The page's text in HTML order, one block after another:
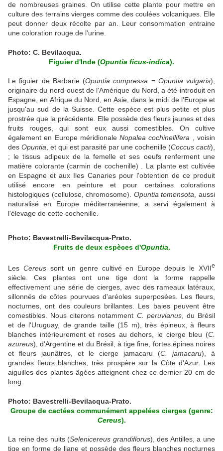
de nombreuses graines. On utilise cette plante pour mettre en
culture des terrains vierges comme des coulées volcaniques. Elle
peut donner deux récolte par an. Leur consommation entraine
une coloration rouge de l'urine.
Photo: C. Bevilacqua.
Figuier d'Inde (Opuntia ficus-indica).
Le figuier de Barbarie (Opuntia compressa = Opuntia vulgaris),
originaire du nord-ouest de l'Amérique du Nord, a été introduit en
Espagne, en Afrique du Nord, en Asie, dans le midi de l'Europe et
jusqu'au sud de la Suisse. Cette espèce est plus petite et plus
prostrée que la précédente. Elle possède des fleurs jaunes et des
fruits rouges, qui sont eux aussi comestibles. On cultive
également en Europe méridionaleNopalea cochinellifera , voisin
des Opuntia , et qui est parasité par une cochenille (Coccus cacti),
; le tissus adipeux de la femelle et ses oeufs renferment une
matière colorante (carmin de cochenille) . La plante est cultivée
en Espagne et aux Iles Canaries pour l'obtention de ce produit
utilisé encore en peinture et pour certaines colorations
histologiques (cellulose, chromosome). Opuntia tomensota , aussi
naturalisé en Europe méditerranéenne, a servi également à
l'élevage de cette cochenille.
Photo: Bavestrelli-Bevilacqua-Prato.
Fruits de deux espèces d'Opuntia.
Les Cereussont un genre cultivé en Europe depuis le XVIIe
siècle. Ces plantes ont une tige dont la forme rappelle
effectivement une série de cierges, avec des rameaux latéraux,
sillonnés de côtes pourvues d'aréoles superposées. Les fleurs,
nocturnes, ont des couleurs brillantes. Les baies peuvent être
comestibles. Nous citerons notamment C. peruvianus, du Brésil
et de l'Uruguay, de grande taille (15 m), très épineux, à fleurs
blanches intérieurement et roses au dehors, le cierge bleu (C.
azureus), d'Argentine et du Brésil, à tige fine, fortes épines noires
et fleurs jaunâtres, et le cierge jamacaru (C. jamacaru), à
grandes fleurs blanches, très prospère sur la Côte d'Azur. Les
aiguilles des plantes âgées atteignent chez ce dernier 20 cm de
long.
Photo: Bavestrelli-Bevilacqua-Prato.
Groupe de cactées communément appelées cierges (genre:
Cereus).
La reine des nuits (Selenicereus grandiflorus), des Antilles, a une
tige en forme de liane et possède des fleurs blanches nocturnes